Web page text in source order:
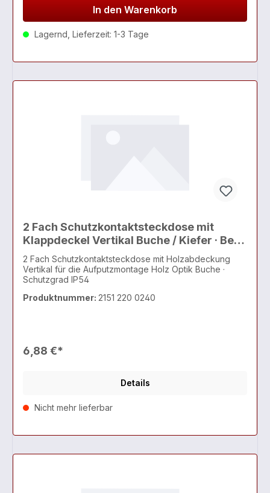
In den Warenkorb
Lagernd, Lieferzeit: 1-3 Tage
2 Fach Schutzkontaktsteckdose mit
Klappdeckel Vertikal Buche / Kiefer · Bella
IP54
2 Fach Schutzkontaktsteckdose mit Holzabdeckung
Vertikal für die Aufputzmontage Holz Optik Buche ·
Schutzgrad IP54
Produktnummer: 2151 220 0240
6,88 €*
Details
Nicht mehr lieferbar